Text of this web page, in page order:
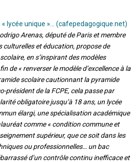
« lycée unique »… (cafepedagogique.net)
Arenas, député de Paris et membre
culturelles et éducation, propose de
en s’inspirant des modèles
de « renverser le modèle d’excellence à la
scolaire cautionnant la pyramide
président de la FCPE, cela passe par
obligatoire jusqu’à 18 ans, un lycée
élargi, une spécialisation académique
comme « condition commune et
supérieur, que ce soit dans les
ou professionnelles… un bac
d’un contrôle continu inefficace et